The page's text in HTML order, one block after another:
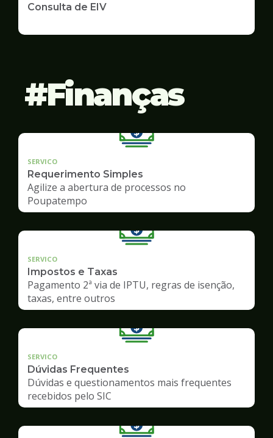
Consulta de EIV
Finanças
SERVICO
Requerimento Simples
Agilize a abertura de processos no
Poupatempo
SERVICO
Impostos e Taxas
Pagamento 2ª via de IPTU, regras de isenção,
taxas, entre outros
SERVICO
Dúvidas Frequentes
Dúvidas e questionamentos mais frequentes
recebidos pelo SIC